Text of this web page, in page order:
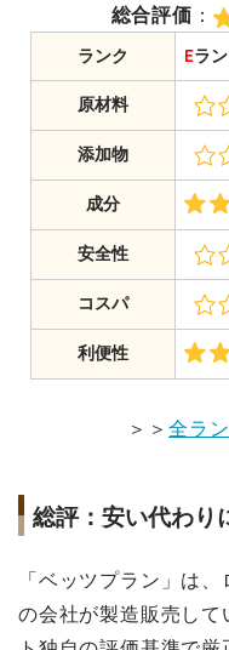
総合評価 ：
ランク Eラ
原材料
添加物
成分
安全性
コスパ
利便性
＞＞ 全ラ
総評：安い代わり
「ベッツプラン」は
の会社が製造販売して